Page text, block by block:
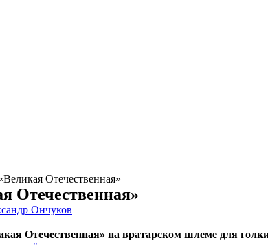
Отечественная»
Отечественная»
Ончуков
Отечественная» на вратарском шлеме для